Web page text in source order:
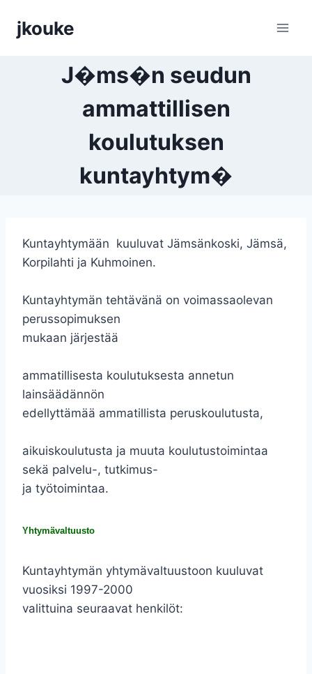
sisältöön
jkouke
J�ms�n seudun
ammattillisen
koulutuksen
kuntayhtym�
Kuntayhtymään kuuluvat Jämsänkoski, Jämsä,
Korpilahti ja Kuhmoinen.
Kuntayhtymän tehtävänä on voimassaolevan
perussopimuksen
mukaan järjestää
ammatillisesta koulutuksesta annetun
lainsäädännön
edellyttämää ammatillista peruskoulutusta,
aikuiskoulutusta ja muuta koulutustoimintaa
sekä palvelu-, tutkimus-
ja työtoimintaa.
Yhtymävaltuusto
Kuntayhtymän yhtymävaltuustoon kuuluvat
vuosiksi 1997-2000
valittuina seuraavat henkilöt: